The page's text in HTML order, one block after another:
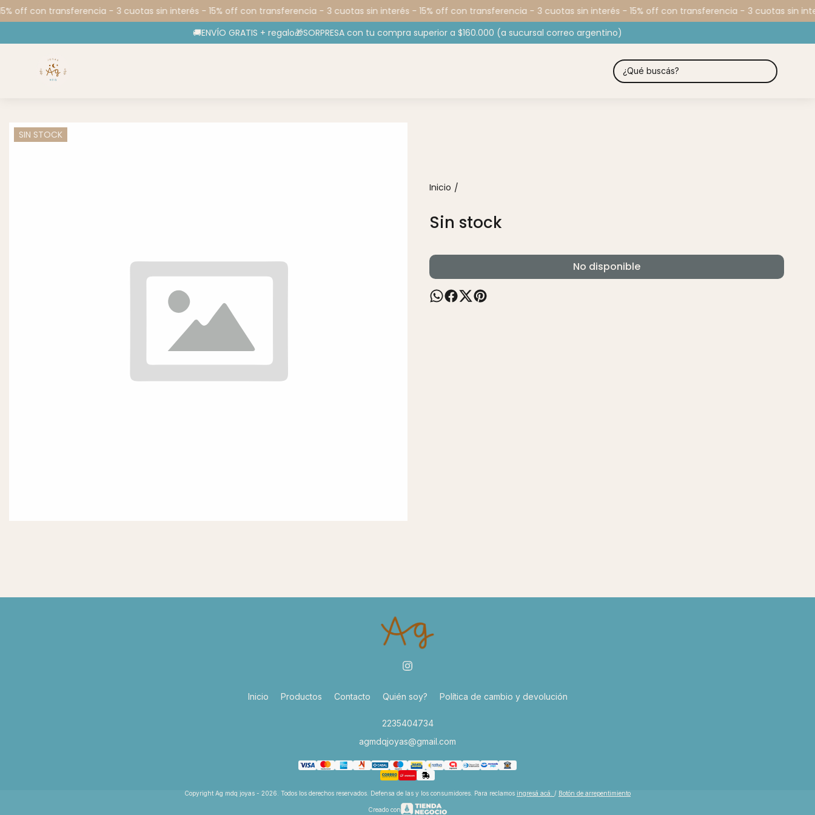
off con transferencia - 3 cuotas sin interés - 15% off con transferencia - 3 cuotas sin interés - 15% off con transferencia - 3 cuotas sin interés - 15% off con transferencia - 3 cuotas sin
🚚ENVÍO GRATIS + regalo🎁SORPRESA con tu compra superior a $160.000 (a sucursal correo argentino)
SIN STOCK
Inicio /
Sin stock
No disponible
Inicio Productos Contacto Quién soy? Política de cambio y devolución
2235404734
agmdqjoyas@gmail.com
Copyright Ag mdq joyas - 2026. Todos los derechos reservados. Defensa de las y los consumidores. Para reclamos ingresá acá. / Botón de arrepentimiento
Creado con